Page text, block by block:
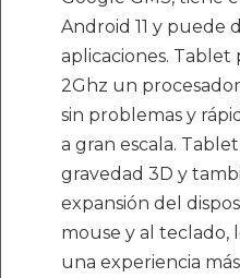
Android 11 y puede
aplicaciones. Tablet
2Ghz un
sin problemas y
a gran escala.
gravedad 3D y
expansión del
mouse y al
una experiencia